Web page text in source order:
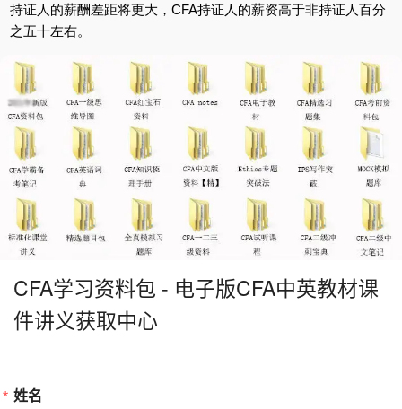
持证人的薪酬差距将更大，CFA持证人的薪资高于非持证人百分
之五十左右。